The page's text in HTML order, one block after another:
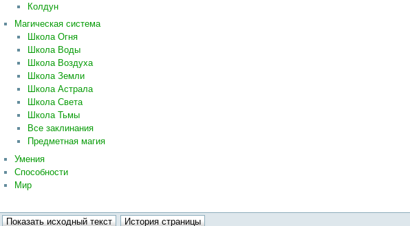
Колдун
Магическая система
Школа Огня
Школа Воды
Школа Воздуха
Школа Земли
Школа Астрала
Школа Света
Школа Тьмы
Все заклинания
Предметная магия
Умения
Способности
Мир